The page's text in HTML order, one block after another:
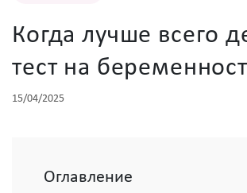
Когда лучше всего
тест на
15/04/2025
Оглавление